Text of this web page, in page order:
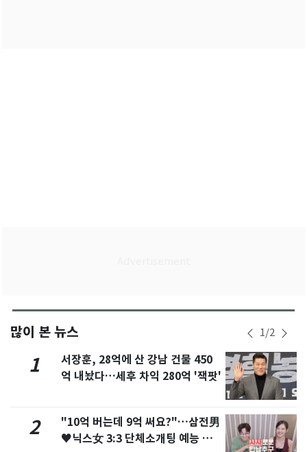
많이 본 뉴스 1/2
1
서장훈, 28억에 산 강남 건물 450
억 내놨다…세후 차익 280억 '잭팟'
2
"10억 버는데 9억 써요?"…삼전男
♥닉스女 3:3 단체소개팅 예능 화